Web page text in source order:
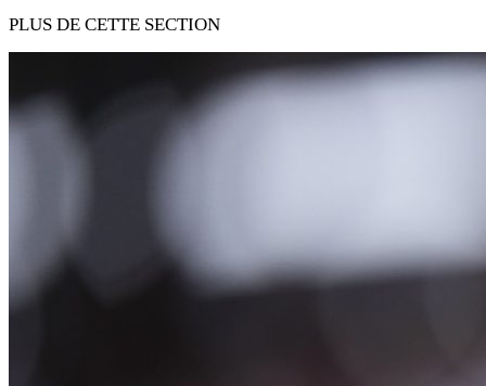
PLUS DE CETTE SECTION